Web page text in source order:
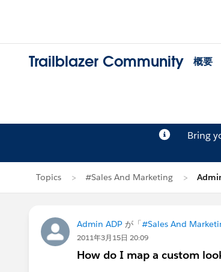
Trailblazer Community 概要
Bring
Topics #Sales And Marketing
Admin ADP が「#Sales And
2011年3月15日 20:09
How do I map a custom